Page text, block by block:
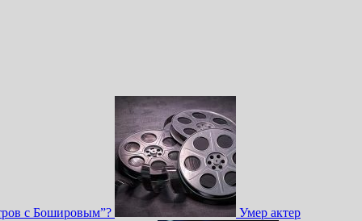
с Бошировым”? Умер актер